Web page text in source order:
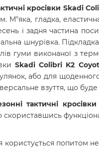
кросівки Skadi
М"яка, гладка,
і задня частина
шнурівка.
гуми виконаної з
Skadi Colibri K2
або для
взуття, що
тактичні кросівки
скориставшись
користується попитом